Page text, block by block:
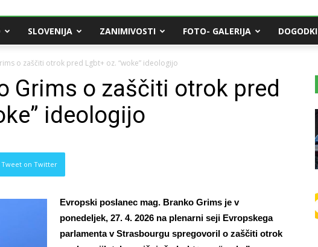
SLOVENIJA ZANIMIVOSTI FOTO- GALERIJA DOGODKI
o zaščiti otrok pred Lgbt+ oz. “woke” ideologijo
Grims o zaščiti otrok pred
ideologijo
Tweet on Twitter
Evropski poslanec mag. Branko Grims je v
ponedeljek, 27. 4. 2026 na plenarni seji Evropskega
parlamenta v Strasbourgu spregovoril o zaščiti otrok